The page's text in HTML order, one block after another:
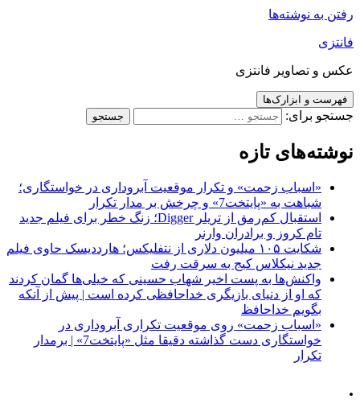
رفتن به نوشته‌ها
فانتزی
عکس و تصاویر فانتزی
فهرست و ابزارک‌ها
جستجو برای:
نوشته‌های تازه
«اسباب زحمت» و تکرار موقعیت آبروداری در خواستگاری؛
شباهت به «پایتخت7» و چرخش بر مدار تکرار
استقبال کم‌رمق از تریلر Digger؛ زنگ خطر برای فیلم جدید
تام کروز و برادران وارنر
شکایت ۱۰۵ میلیون دلاری از نتفلیکس؛ هارددیسک حاوی فیلم
جدید نیکلاس کیج به سرقت رفت
واکنش‌ها به پست اخیر شهاب حسینی که خیلی‌ها گمان کردند
که او از دنیای بازیگری خداحافظی کرده است | پیش از آنکه
بگویم خداحافظ
«اسباب زحمت» روی موقعیت تکراری آبروداری در
خواستگاری دست گذاشته دقیقا مثل «پایتخت7» | برمدار
تکرار
.